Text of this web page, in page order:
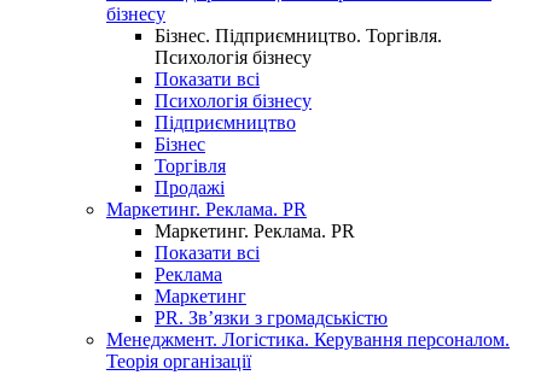
бізнесу
Бізнес. Підприємництво. Торгівля.
Психологія бізнесу
Показати всі
Психологія бізнесу
Підприємництво
Бізнес
Торгівля
Продажі
Маркетинг. Реклама. PR
Маркетинг. Реклама. PR
Показати всі
Реклама
Маркетинг
PR. Зв’язки з громадськістю
Менеджмент. Логістика. Керування персоналом.
Теорія організації